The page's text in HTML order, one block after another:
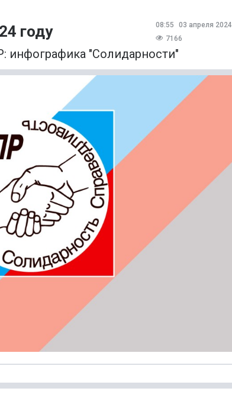
08:55
03 апреля 2024
7166
году
инфографика "Солидарности"